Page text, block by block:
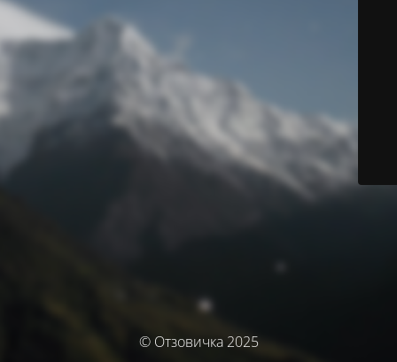
© Отзовичка 2025